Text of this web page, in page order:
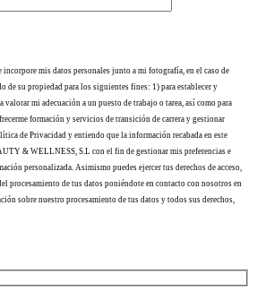
incorpore mis datos personales junto a mi fotografía, en el caso de
de su propiedad para los siguientes fines: 1) para establecer y
valorar mi adecuación a un puesto de trabajo o tarea, así como para
formación y servicios de transición de carrera y gestionar
de Privacidad y entiendo que la información recabada en este
& WELLNESS, S.L con el fin de gestionar mis preferencias e
personalizada. Asimismo puedes ejercer tus derechos de acceso,
procesamiento de tus datos poniéndote en contacto con nosotros en
sobre nuestro procesamiento de tus datos y todos sus derechos,